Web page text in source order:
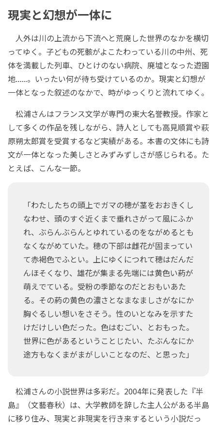
現実と幻想が一体に
人外は川の上流から下流へと荒廃した世界のなかを横切
ってゆく。子どもの死骸がよこたわっている川の中州、死
体を満載した列車、ひとけのない病院、廃墟となった遊園
地......。いったい何が待ち受けているのか。現実と幻想が
一体となった叙述のなかで、時がゆっくりと流れてゆく。
松浦さんはフランス文学が専門の東大名誉教授。作家と
して多くの作品を残しながら、詩人としても高見順賞や萩
原朔太郎賞を受賞するなど実績がある。本書の文体にも詩
文が一体となった美しさとみずみずしさが感じられる。た
とえば、こんな一節。
「わたしたちの頭上でガマの穂が茎をおおきくし
なわせ、頭のすぐ近くまで垂れさがって風にふか
れ、ぶらんぶらんとゆれているのをながめるとも
なくながめていた。穂の下部は雌花が固まってい
て赤褐色でふとい。上にゆくにつれて穂はだんだ
んほそくなり、雄花が集まる先端には黄色い葯が
萌えでている。受粉の季節なのだとおもいあた
る。その葯の黄色の濃さとなまなましさがなにか
胸ぐるしい想いをさそう。性のいとなみを示すた
けだけしい色だった。色はむごい、とおもった。
世界に色があるということじたい、たぶんなにか
途方もなくまがまがしいことなのだ、と思った」
松浦さんの小説世界は多彩だ。2004年に発表した『半
島』（文藝春秋）は、大学教師を辞した主人公がある半島
に移り住み、現実と非現実を行き来するという小説だっ